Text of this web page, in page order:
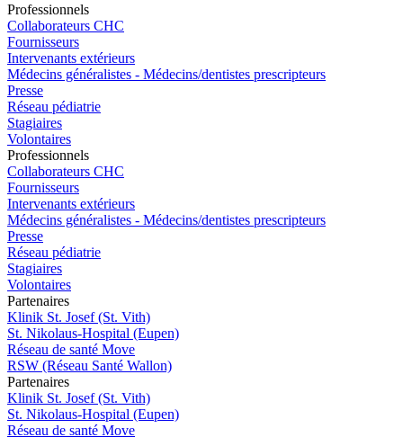
Professionnels
Collaborateurs CHC
Fournisseurs
Intervenants extérieurs
Médecins généralistes - Médecins/dentistes prescripteurs
Presse
Réseau pédiatrie
Stagiaires
Volontaires
Professionnels
Collaborateurs CHC
Fournisseurs
Intervenants extérieurs
Médecins généralistes - Médecins/dentistes prescripteurs
Presse
Réseau pédiatrie
Stagiaires
Volontaires
Partenaires
Klinik St. Josef (St. Vith)
St. Nikolaus-Hospital (Eupen)
Réseau de santé Move
RSW (Réseau Santé Wallon)
Partenaires
Klinik St. Josef (St. Vith)
St. Nikolaus-Hospital (Eupen)
Réseau de santé Move